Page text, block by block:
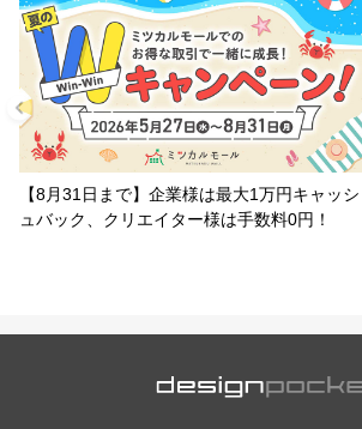
【8月31日まで】企業様は最大1万円キャッシ
ュバック、クリエイター様は手数料0円！